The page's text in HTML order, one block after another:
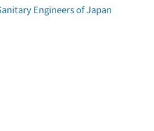
Engineers of Japan